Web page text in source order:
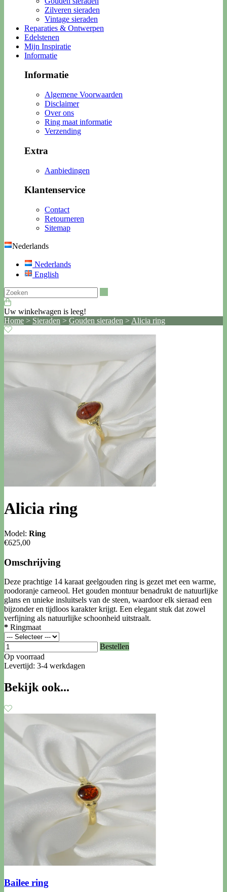
Zilveren sieraden
Vintage sieraden
Reparaties & Ontwerpen
Edelstenen
Mijn Inspiratie
Informatie
Informatie
Algemene Voorwaarden
Disclaimer
Over ons
Ring maat informatie
Verzending
Extra
Aanbiedingen
Klantenservice
Contact
Retourneren
Sitemap
Nederlands
Nederlands
English
Uw winkelwagen is leeg!
Home > Sieraden > Gouden sieraden > Alicia ring
Alicia ring
Model: Ring
€625,00
Omschrijving
Deze prachtige 14 karaat geelgouden ring is gezet met een warme,
roodoranje carneool. Het gouden montuur benadrukt de natuurlijke
glans en unieke insluitsels van de steen, waardoor elk sieraad een
bijzonder en tijdloos karakter krijgt. Een elegant stuk dat zowel
verfijning als natuurlijke schoonheid uitstraalt.
* Ringmaat
Bestellen
Op voorraad
Levertijd: 3-4 werkdagen
Bekijk ook...
Bailee ring